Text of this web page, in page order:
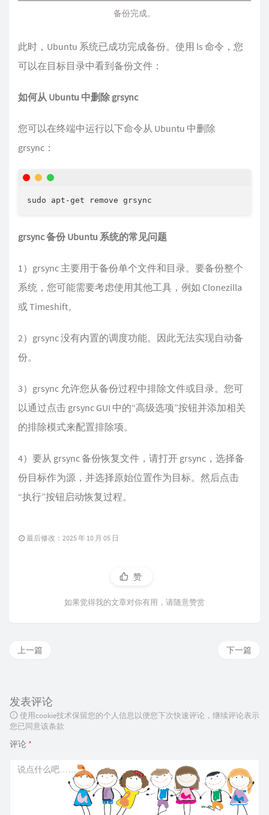
备份完成。
此时，Ubuntu 系统已成功完成备份。使用 ls 命令，您
可以在目标目录中看到备份文件：
如何从 Ubuntu 中删除 grsync
您可以在终端中运行以下命令从 Ubuntu 中删除
grsync：
grsync 备份 Ubuntu 系统的常见问题
1）grsync 主要用于备份单个文件和目录。要备份整个
系统，您可能需要考虑使用其他工具，例如 Clonezilla
或 Timeshift。
2）grsync 没有内置的调度功能。因此无法实现自动备
份。
3）grsync 允许您从备份过程中排除文件或目录。您可
以通过点击 grsync GUI 中的“高级选项”按钮并添加相关
的排除模式来配置排除项。
4）要从 grsync 备份恢复文件，请打开 grsync，选择备
份目标作为源，并选择原始位置作为目标。然后点击
“执行”按钮启动恢复过程。
最后修改：2025 年 10 月 05 日
赞
如果觉得我的文章对你有用，请随意赞赏
下一篇
上一篇
发表评论
使用cookie技术保留您的个人信息以便您下次快速评论，继续评论表示
您已同意该条款
评论 *